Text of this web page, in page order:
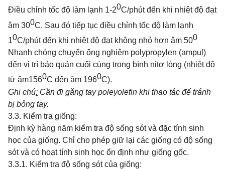
Điều chỉnh tốc độ làm lạnh 1-20C/phút đến khi nhiệt độ đạt
âm 300C. Sau đó tiếp tục điều chỉnh tốc độ làm lạnh
10C/phút đến khi nhiệt độ đạt không nhỏ hơn âm 500
Nhanh chóng chuyển ống nghiệm polypropylen (ampul)
đến vị trí bảo quản cuối cùng trong bình nitơ lỏng (nhiệt độ
từ âm1560C đến âm 1960C).
Ghi chú: Cần đi găng tay poleyolefin khi thao tác để tránh
bị bỏng tay.
3.3. Kiểm tra giống:
Định kỳ hàng năm kiểm tra độ sống sót và đặc tính sinh
học của giống. Chỉ cho phép giữ lại các giống có độ sống
sót và có hoạt tính sinh học ổn định như giống gốc.
3.3.1. Kiểm tra độ sống sót của giống: